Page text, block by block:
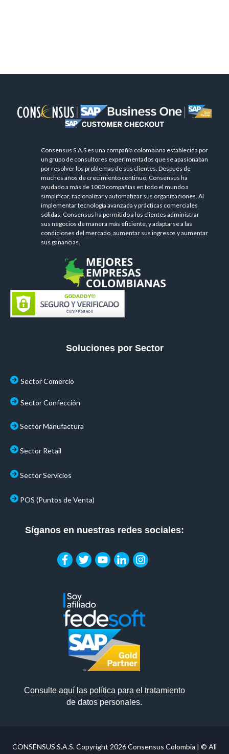
Consensus S.A.S es una compañía colombiana establecida por
un grupo de consultores experimentados que se apasionaban
por resolver los problemas de sus clientes. Después de
muchos años de crecimiento continuo, Consensus ha
ayudado a más de 1000 compañías en todo el mundo a
simplificar, racionalizar y automatizar sus organizaciones. Al
implementar tecnología avanzada y prácticas comerciales
sólidas, Consensus ha permitido a los clientes administrar
sus negocios de manera más eficiente, y adaptarse a las
condiciones del mercado, aumentar sus ingresos y aumentar
sus ganancias.
Soluciones por Sector
Sector Comercio
Sector Confección
Sector Manufactura
Sector Retail
Sector Servicios
POS (Puntos de Venta)
Síganos en nuestras redes sociales:
Consulte aquí las política para el tratamiento
de datos personales.
CONSENSUS S.A.S. Copyright 2026Consensus Colombia | © All